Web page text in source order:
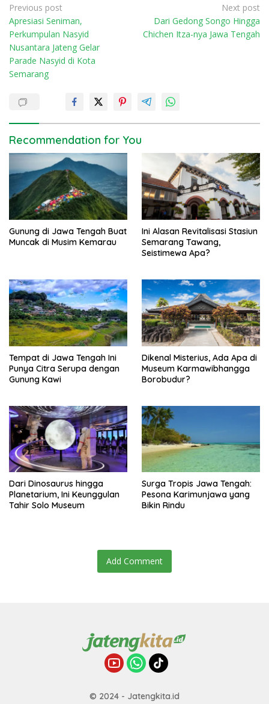
P
o
s
t
n
i
g
t
i
o
n
Previous post
Apresiasi Seniman,
Perkumpulan Nasyid
Nusantara Jateng Gelar
Parade Nasyid di Kota
Semarang
Next post
Dari Gedong Songo Hingga
Chichen Itza-nya Jawa Tengah
Recommendation for You
Gunung di Jawa Tengah Buat
Muncak di Musim Kemarau
Ini Alasan Revitalisasi Stasiun
Semarang Tawang,
Seistimewa Apa?
Tempat di Jawa Tengah Ini
Punya Citra Serupa dengan
Gunung Kawi
Dikenal Misterius, Ada Apa di
Museum Karmawibhangga
Borobudur?
Dari Dinosaurus hingga
Planetarium, Ini Keunggulan
Tahir Solo Museum
Surga Tropis Jawa Tengah:
Pesona Karimunjawa yang
Bikin Rindu
Add Comment
© 2024 - Jatengkita.id